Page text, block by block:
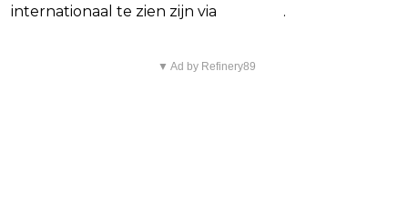
internationaal te zien zijn via
.
▼ Ad by Refinery89